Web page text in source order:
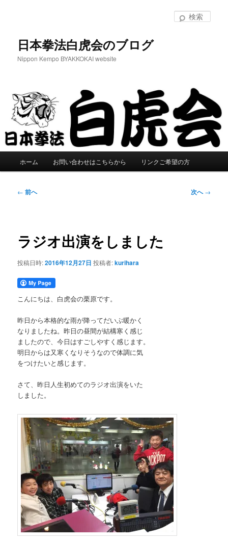
日本拳法白虎会のブログ
Nippon Kempo BYAKKOKAI website
ホーム お問い合わせはこちらから リンクご希望の方
投
ー
ョ
ン
← 前へ 次へ→
ラジオ出演をしました
投稿日時:2016年12月27日 投稿者:kurihara
こんにちは、白虎会の栗原です。
昨日から本格的な雨が降ってだいぶ暖かく
なりましたね。昨日の昼間が結構寒く感じ
ましたので、今日はすごしやすく感じます。
明日からは又寒くなりそうなので体調に気
をつけたいと感じます。
さて、昨日人生初めてのラジオ出演をいた
しました。